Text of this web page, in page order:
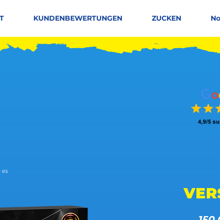
KUNDENBEWERTUNGEN ZUCKEN
es auf 150 Stimmen, Leute mögen es